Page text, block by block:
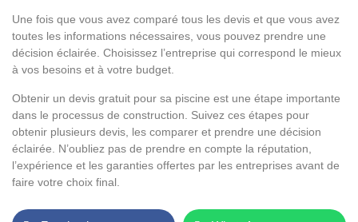
Une fois que vous avez comparé tous les devis et que vous avez
toutes les informations nécessaires, vous pouvez prendre une
décision éclairée. Choisissez l’entreprise qui correspond le mieux
à vos besoins et à votre budget.
Obtenir un devis gratuit pour sa piscine est une étape importante
dans le processus de construction. Suivez ces étapes pour
obtenir plusieurs devis, les comparer et prendre une décision
éclairée. N’oubliez pas de prendre en compte la réputation,
l’expérience et les garanties offertes par les entreprises avant de
faire votre choix final.